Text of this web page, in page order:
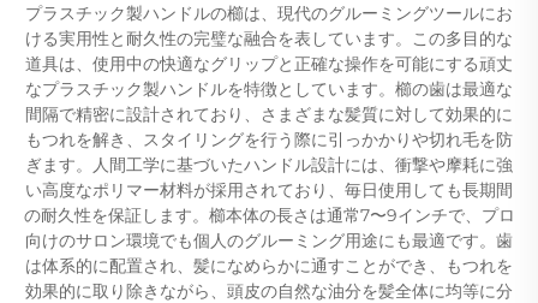
プラスチック製ハンドルの櫛は、現代のグルーミングツールにお
ける実用性と耐久性の完璧な融合を表しています。この多目的な
道具は、使用中の快適なグリップと正確な操作を可能にする頑丈
なプラスチック製ハンドルを特徴としています。櫛の歯は最適な
間隔で精密に設計されており、さまざまな髪質に対して効果的に
もつれを解き、スタイリングを行う際に引っかかりや切れ毛を防
ぎます。人間工学に基づいたハンドル設計には、衝撃や摩耗に強
い高度なポリマー材料が採用されており、毎日使用しても長期間
の耐久性を保証します。櫛本体の長さは通常7〜9インチで、プロ
向けのサロン環境でも個人のグルーミング用途にも最適です。歯
は体系的に配置され、髪になめらかに通すことができ、もつれを
効果的に取り除きながら、頭皮の自然な油分を髪全体に均等に分